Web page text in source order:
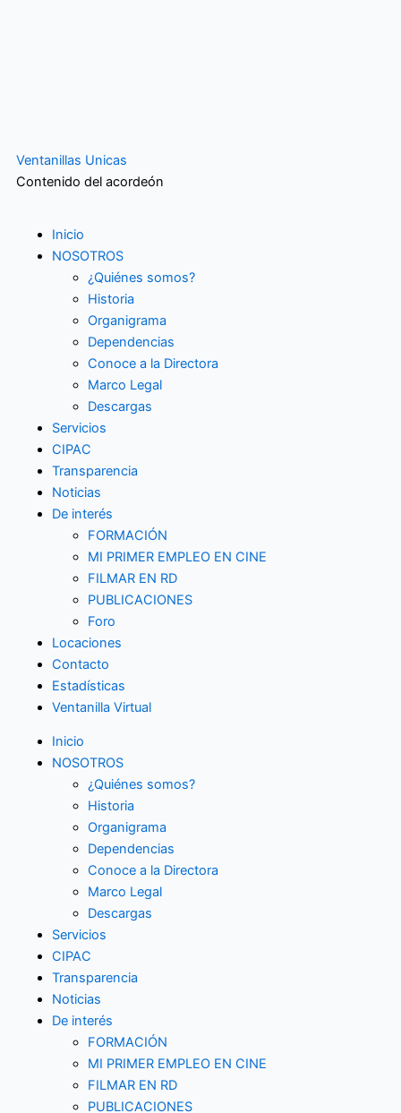
Ventanillas Unicas
Contenido del acordeón
Inicio
NOSOTROS
¿Quiénes somos?
Historia
Organigrama
Dependencias
Conoce a la Directora
Marco Legal
Descargas
Servicios
CIPAC
Transparencia
Noticias
De interés
FORMACIÓN
MI PRIMER EMPLEO EN CINE
FILMAR EN RD
PUBLICACIONES
Foro
Locaciones
Contacto
Estadísticas
Ventanilla Virtual
Inicio
NOSOTROS
¿Quiénes somos?
Historia
Organigrama
Dependencias
Conoce a la Directora
Marco Legal
Descargas
Servicios
CIPAC
Transparencia
Noticias
De interés
FORMACIÓN
MI PRIMER EMPLEO EN CINE
FILMAR EN RD
PUBLICACIONES